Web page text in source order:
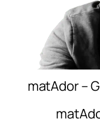
matAdor –